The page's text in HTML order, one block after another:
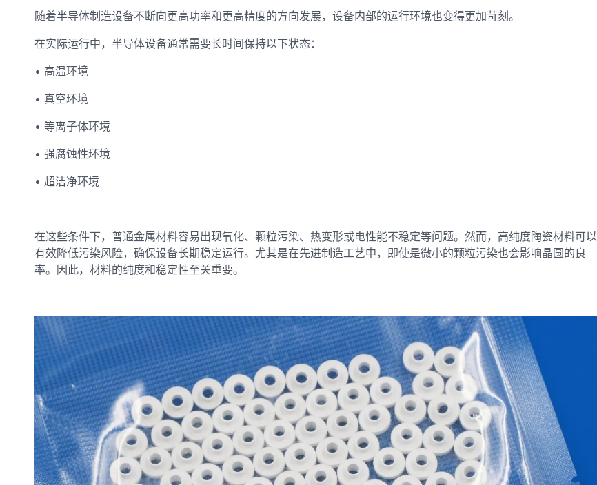
随着半导体制造设备不断向更高功率和更高精度的方向发展，设备内部的运行环境也变得更加苛刻。
在实际运行中，半导体设备通常需要长时间保持以下状态：
• 高温环境
• 真空环境
• 等离子体环境
• 强腐蚀性环境
• 超洁净环境
在这些条件下，普通金属材料容易出现氧化、颗粒污染、热变形或电性能不稳定等问题。然而，高纯度陶瓷材料可以
有效降低污染风险，确保设备长期稳定运行。尤其是在先进制造工艺中，即使是微小的颗粒污染也会影响晶圆的良
率。因此，材料的纯度和稳定性至关重要。